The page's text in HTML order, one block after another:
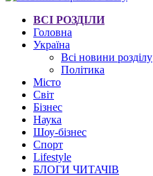
ВСІ РОЗДІЛИ
Головна
Україна
Всі новини розділу
Політика
Місто
Світ
Бізнес
Наука
Шоу-бізнес
Спорт
Lifestyle
БЛОГИ ЧИТАЧІВ